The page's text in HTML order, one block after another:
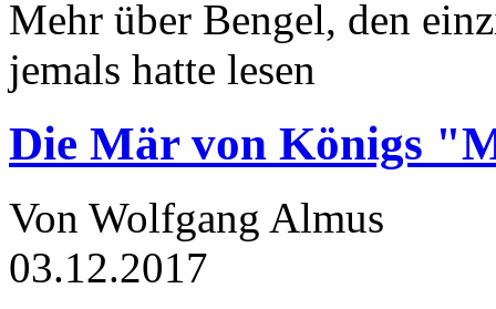
Mehr über Bengel, den
jemals hatte lesen
Die Mär von Königs
Von Wolfgang Almus
03.12.2017